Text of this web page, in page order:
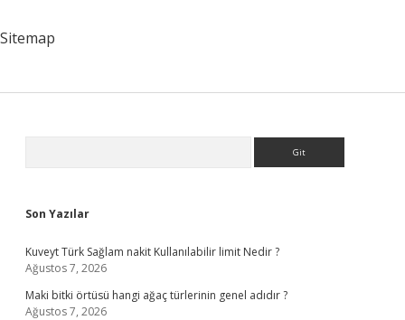
Sitemap
Son Yazılar
Kuveyt Türk Sağlam nakit Kullanılabilir limit Nedir ?
Ağustos 7, 2026
Maki bitki örtüsü hangi ağaç türlerinin genel adıdır ?
Ağustos 7, 2026